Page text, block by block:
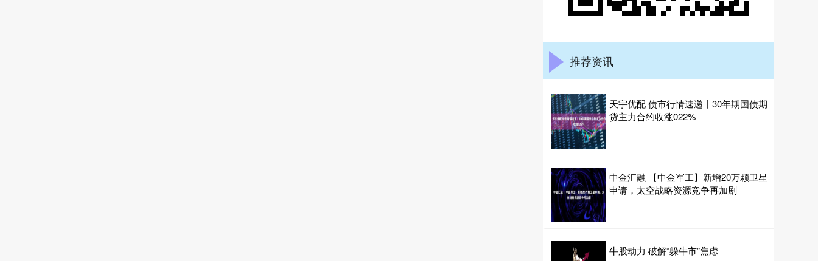
推荐资讯
天宇优配 债市行情速递丨30年期国债期
货主力合约收涨022%
中金汇融 【中金军工】新增20万颗卫星
申请，太空战略资源竞争再加剧
牛股动力 破解“躲牛市”焦虑